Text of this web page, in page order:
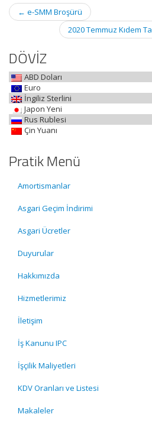
Post
navigation
← e-SMM Broşürü
2020 Temmuz Kıdem
DÖVİZ
ABD Doları
Euro
İngiliz Sterlini
Japon Yeni
Rus Rublesi
Çin Yuanı
Pratik Menü
Amortismanlar
Asgari Geçim İndirimi
Asgari Ücretler
Duyurular
Hakkımızda
Hizmetlerimiz
İletişim
İş Kanunu IPC
İşçilik Maliyetleri
KDV Oranları ve Listesi
Makaleler